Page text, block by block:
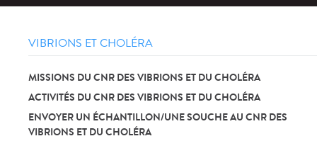
VIBRIONS ET CHOLÉRA
MISSIONS DU CNR DES VIBRIONS ET DU CHOLÉRA
ACTIVITÉS DU CNR DES VIBRIONS ET DU CHOLÉRA
ENVOYER UN ÉCHANTILLON/UNE SOUCHE AU CNR DES
VIBRIONS ET DU CHOLÉRA